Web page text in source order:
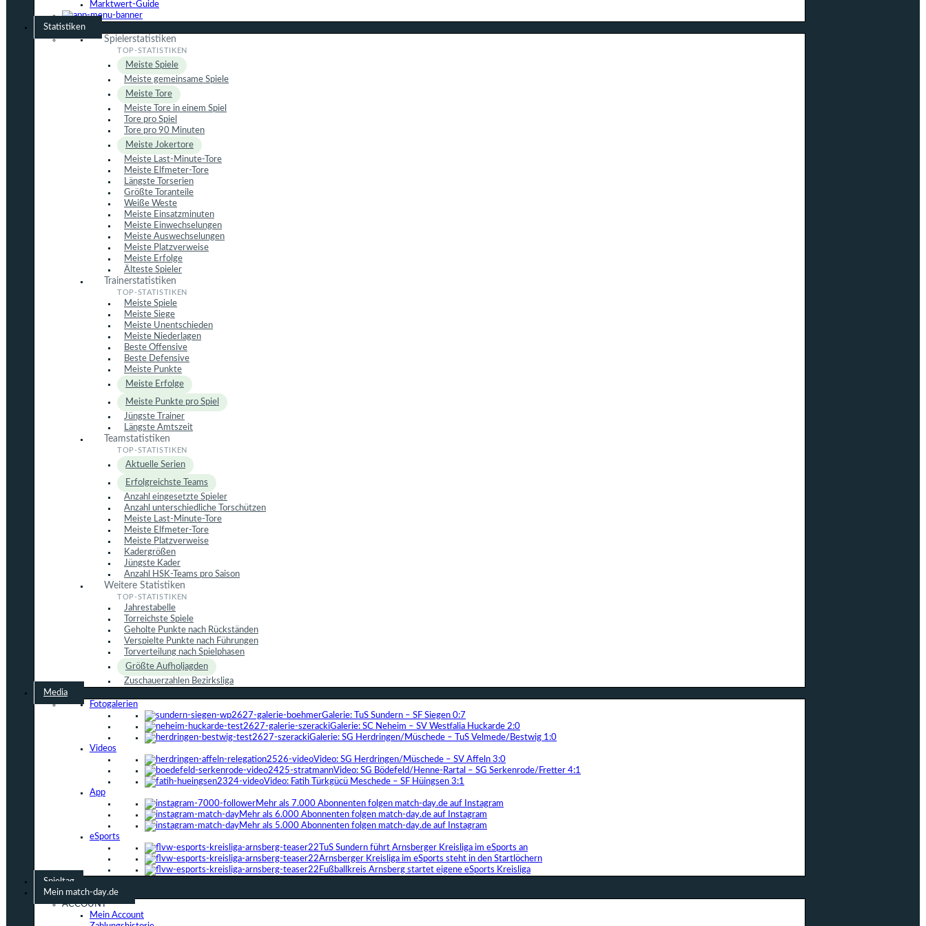
Marktwert-Guide
Statistiken
Spielerstatistiken
Meiste Spiele
Meiste gemeinsame Spiele
Meiste Tore
Meiste Tore in einem Spiel
Tore pro Spiel
Tore pro 90 Minuten
Meiste Jokertore
Meiste Last-Minute-Tore
Meiste Elfmeter-Tore
Längste Torserien
Größte Toranteile
Weiße Weste
Meiste Einsatzminuten
Meiste Einwechselungen
Meiste Auswechselungen
Meiste Platzverweise
Meiste Erfolge
Älteste Spieler
Trainerstatistiken
Meiste Spiele
Meiste Siege
Meiste Unentschieden
Meiste Niederlagen
Beste Offensive
Beste Defensive
Meiste Punkte
Meiste Erfolge
Meiste Punkte pro Spiel
Jüngste Trainer
Längste Amtszeit
Teamstatistiken
Aktuelle Serien
Erfolgreichste Teams
Anzahl eingesetzte Spieler
Anzahl unterschiedliche Torschützen
Meiste Last-Minute-Tore
Meiste Elfmeter-Tore
Meiste Platzverweise
Kadergrößen
Jüngste Kader
Anzahl HSK-Teams pro Saison
Weitere Statistiken
Jahrestabelle
Torreichste Spiele
Geholte Punkte nach Rückständen
Verspielte Punkte nach Führungen
Torverteilung nach Spielphasen
Größte Aufholjagden
Zuschauerzahlen Bezirksliga
Media
Fotogalerien
Galerie: TuS Sundern – SF Siegen 0:7
Galerie: SC Neheim – SV Westfalia Huckarde 2:0
Galerie: SG Herdringen/Müschede – TuS Velmede/Bestwig 1:0
Videos
Video: SG Herdringen/Müschede – SV Affeln 3:0
Video: SG Bödefeld/Henne-Rartal – SG Serkenrode/Fretter 4:1
Video: Fatih Türkgücü Meschede – SF Hüingsen 3:1
App
Mehr als 7.000 Abonnenten folgen match-day.de auf Instagram
Mehr als 6.000 Abonnenten folgen match-day.de auf Instagram
Mehr als 5.000 Abonnenten folgen match-day.de auf Instagram
eSports
TuS Sundern führt Arnsberger Kreisliga im eSports an
Arnsberger Kreisliga im eSports steht in den Startlöchern
Fußballkreis Arnsberg startet eigene eSports Kreisliga
Spieltag
Mein match-day.de
ACCOUNT
Mein Account